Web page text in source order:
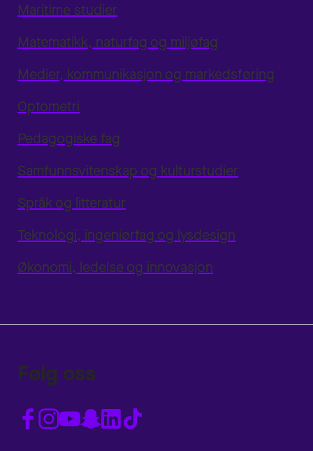
Maritime studier
Matematikk, naturfag og miljøfag
Medier, kommunikasjon og markedsføring
Optometri
Pedagogiske fag
Samfunnsvitenskap og kulturstudier
Språk og litteratur
Teknologi, ingeniørfag og lysdesign
Økonomi, ledelse og innovasjon
Følg oss